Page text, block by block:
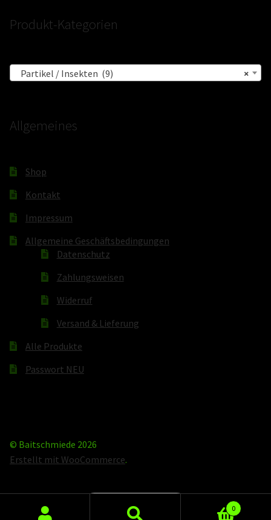
Produkt-Kategorien
×
Partikel / Insekten (9)
Allgemeines
Shop
Kontakt
Impressum
Allgemeine Geschäftsbedingungen
Datenschutz
Zahlungsweisen
Widerruf
Versand & Lieferung
Alle Produkte
Passwort NEU
© Baitschmiede 2026
Erstellt mit WooCommerce.
Vertrag widerrufen 0